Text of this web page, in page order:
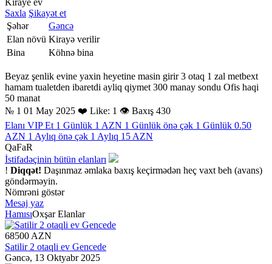
Kiraye ev
Saxla Şikayət et
Şəhər
Gəncə
Elan növü Kirayə verilir
Bina
Köhnə bina
Beyaz şenlik evine yaxin heyetine masin girir 3 otaq 1 zal metbext
hamam tualetden ibaretdi ayliq qiymet 300 manay sondu Ofis haqi
50 manat
№ 1 01 May 2025 ❤️ Like: 1 👁 Baxış 430
Elanı VIP Et 1 Günlük 1 AZN 1 Günlük önə çək 1 Günlük 0.50
AZN 1 Aylıq önə çək 1 Aylıq 15 AZN
QaFaR
İstifadəçinin bütün elanları
! Diqqət! Daşınmaz əmlaka baxış keçirmədən heç vaxt beh (avans)
göndərməyin.
Nömrəni göstər
Mesaj yaz
HamısıOxşar Elanlar
68500 AZN
Satilir 2 otaqli ev Gencede
Gəncə, 13 Oktyabr 2025